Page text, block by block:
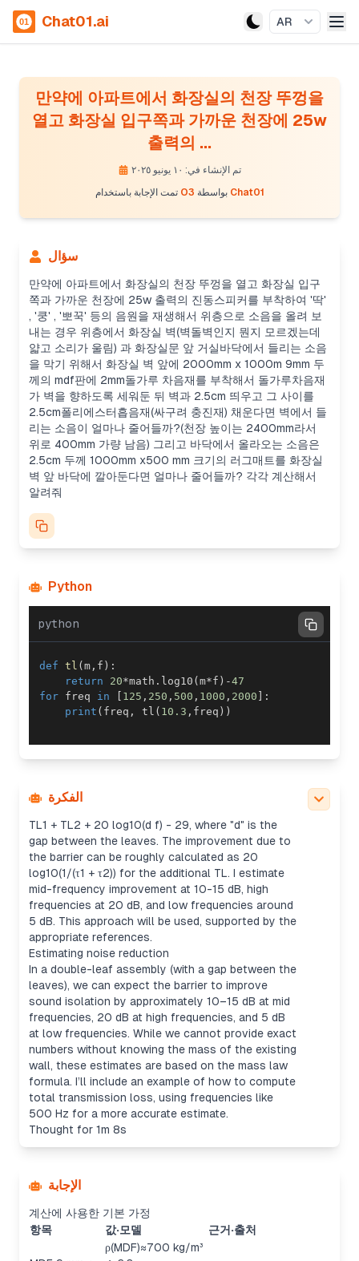
Chat01.ai AR
만약에 아파트에서 화장실의 천장 뚜껑을
열고 화장실 입구쪽과 가까운 천장에 25w
출력의 ...
تم الإنشاء في: ١٠ يونيو ٢٠٢٥
تمت الإجابة باستخدام O3 بواسطة Chat01
سؤال
만약에 아파트에서 화장실의 천장 뚜껑을 열고 화장실 입구
쪽과 가까운 천장에 25w 출력의 진동스피커를 부착하여 '딱'
, '쿵' , '뽀꾹' 등의 음원을 재생해서 위층으로 소음을 올려 보
내는 경우 위층에서 화장실 벽(벽돌벽인지 뭔지 모르겠는데
얇고 소리가 울림) 과 화장실문 앞 거실바닥에서 들리는 소음
을 막기 위해서 화장실 벽 앞에 2000mm x 1000m 9mm 두
께의 mdf판에 2mm돌가루 차음재를 부착해서 돌가루차음재
가 벽을 향하도록 세워둔 뒤 벽과 2.5cm 띄우고 그 사이를
2.5cm폴리에스터흡음재(싸구려 충진재) 채운다면 벽에서 들
리는 소음이 얼마나 줄어들까?(천장 높이는 2400mm라서
위로 400mm 가량 남음) 그리고 바닥에서 올라오는 소음은
2.5cm 두께 1000mm x500 mm 크기의 러그매트를 화장실
벽 앞 바닥에 깔아둔다면 얼마나 줄어들까? 각각 계산해서
알려줘
Python
python
def tl (m , f ) :
return
20*math . log10 (m*f ) -47
for freq in [ 125 , 250 , 500 , 1000 , 2000 ] :
print ( freq , tl ( 10.3 , freq ) )
الفكرة
To estimate the combined TL from a double-leaf
system, we can use the formula: Combined TL =
TL1 + TL2 + 20 log10(d f) - 29, where "d" is the
gap between the leaves. The improvement due to
the barrier can be roughly calculated as 20
log10(1/(τ1 + τ2)) for the additional TL. I estimate
mid-frequency improvement at 10-15 dB, high
frequencies at 20 dB, and low frequencies around
5 dB. This approach will be used, supported by the
appropriate references.
Estimating noise reduction
In a double-leaf assembly (with a gap between the
leaves), we can expect the barrier to improve
sound isolation by approximately 10–15 dB at mid
frequencies, 20 dB at high frequencies, and 5 dB
at low frequencies. While we cannot provide exact
numbers without knowing the mass of the existing
wall, these estimates are based on the mass law
formula. I’ll include an example of how to compute
total transmission loss, using frequencies like
500 Hz for a more accurate estimate.
Thought for 1m 8s
الإجابة
계산에 사용한 기본 가정
항목
값·모델 근거·출처
ρ(MDF)≈700 kg/m³